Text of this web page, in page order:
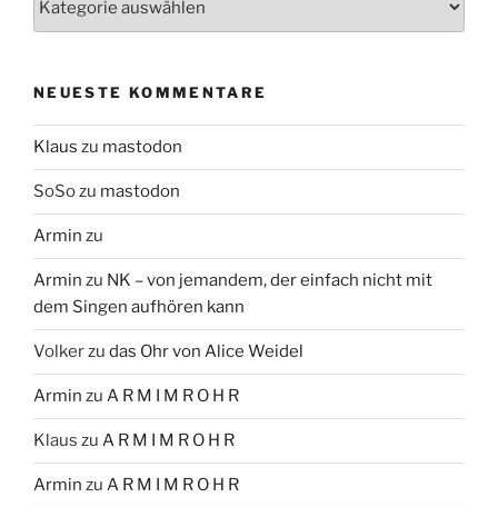
NEUESTE KOMMENTARE
Klaus zu mastodon
SoSozu mastodon
Armin zu
Armin zu NK – von jemandem, der einfach nicht mit
dem Singen aufhören kann
Volkerzu das Ohr von Alice Weidel
Armin zu A R M I M R O H R
Klaus zu A R M I M R O H R
Armin zu A R M I M R O H R